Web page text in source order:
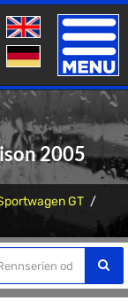
Toggle
2005
GT